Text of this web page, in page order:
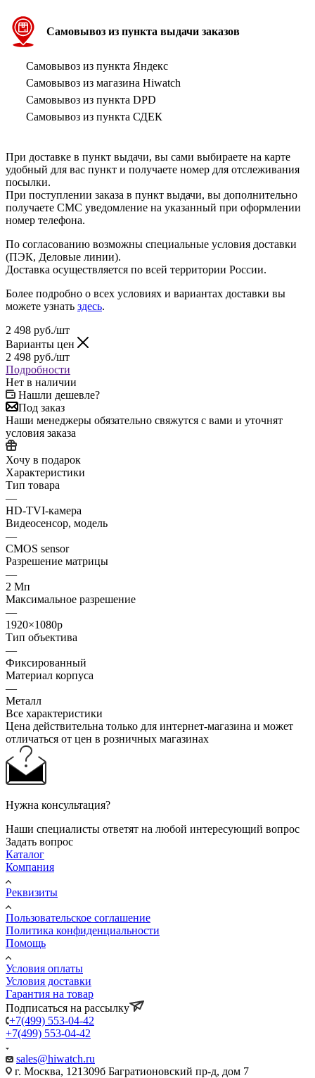
Самовывоз из пункта выдачи заказов
Самовывоз из пункта Яндекс
Самовывоз из магазина Hiwatch
Самовывоз из пункта DPD
Самовывоз из пункта СДЕК
При доставке в пункт выдачи, вы сами выбираете на карте
удобный для вас пункт и получаете номер для отслеживания
посылки.
При поступлении заказа в пункт выдачи, вы дополнительно
получаете СМС уведомление на указанный при оформлении
номер телефона.
По согласованию возможны специальные условия доставки
(ПЭК, Деловые линии).
Доставка осуществляется по всей территории России.
Более подробно о всех условиях и вариантах доставки вы
можете узнать здесь.
2 498 руб./шт
Варианты цен
2 498 руб./шт
Подробности
Нет в наличии
Нашли дешевле?
Под заказ
Наши менеджеры обязательно свяжутся с вами и уточнят
условия заказа
Хочу в подарок
Характеристики
Тип товара
—
HD-TVI-камера
Видеосенсор, модель
—
CMOS sensor
Разрешение матрицы
—
2 Мп
Максимальное разрешение
—
1920×1080p
Тип объектива
—
Фиксированный
Материал корпуса
—
Металл
Все характеристики
Цена действительна только для интернет-магазина и может
отличаться от цен в розничных магазинах
Нужна консультация?
Наши специалисты ответят на любой интересующий вопрос
Задать вопрос
Каталог
Компания
Реквизиты
Пользовательское соглашение
Политика конфиденциальности
Помощь
Условия оплаты
Условия доставки
Гарантия на товар
Подписаться на рассылку
+7(499) 553-04-42
+7(499) 553-04-42
sales@hiwatch.ru
г. Москва, 121309б Багратионовский пр-д, дом 7